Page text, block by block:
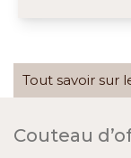
Tout savoir sur
Couteau